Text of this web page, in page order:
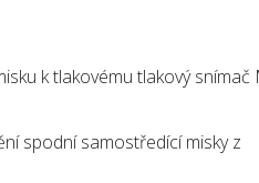
k tlakovému tlakový
spodní samostředící misky z